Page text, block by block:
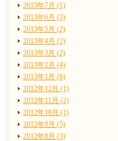
2013年7月 (1)
2013年6月 (3)
2013年5月 (2)
2013年4月 (2)
2013年3月 (2)
2013年2月 (4)
2013年1月 (6)
2012年12月 (1)
2012年11月 (2)
2012年10月 (1)
2012年9月 (5)
2012年8月 (3)